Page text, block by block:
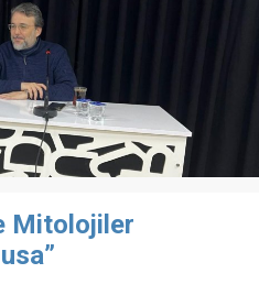
Mitolojiler